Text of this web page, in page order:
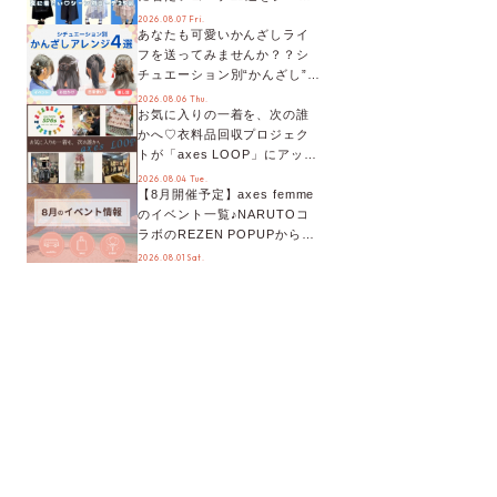
別に徹底解説！
2026.08.07 Fri.
あなたも可愛いかんざしライ
フを送ってみませんか？？シ
チュエーション別“かんざし”の
オススメ【ショップスタッフ
編集部】
2026.08.06 Thu.
お気に入りの一着を、次の誰
かへ♡衣料品回収プロジェク
トが「axes LOOP」にアップ
デート！活用するとポイント
が手に入る◎
2026.08.04 Tue.
【8月開催予定】axes femme
のイベント一覧♪NARUTOコ
ラボのREZEN POPUPから、
プチYour Stage.、ティーパー
2026.08.01 Sat.